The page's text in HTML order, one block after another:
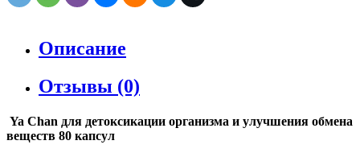
Описание
Отзывы (0)
Ya Chan для детоксикации организма и улучшения обмена
веществ 80 капсул